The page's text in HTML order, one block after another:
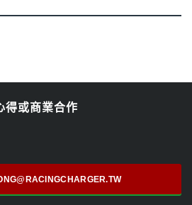
得或商業合作